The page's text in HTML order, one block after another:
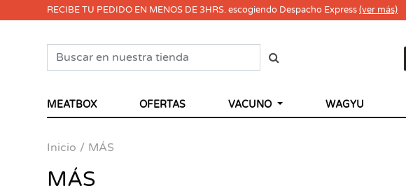
RECIBE TU PEDIDO EN MENOS DE 3HRS. escogiendo Despacho Express(ver más)
MEATBOX OFERTAS VACUNO WAGYU
Inicio MÁS
MÁS